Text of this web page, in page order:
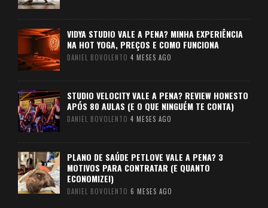
VIDYA STUDIO VALE A PENA? MINHA EXPERIÊNCIA
NA HOT YOGA, PREÇOS E COMO FUNCIONA
DANIEL BOVOLENTO 4 MESES AGO
STUDIO VELOCITY VALE A PENA? REVIEW HONESTO
APÓS 80 AULAS (E O QUE NINGUÉM TE CONTA)
DANIEL BOVOLENTO 4 MESES AGO
PLANO DE SAÚDE PETLOVE VALE A PENA? 3
MOTIVOS PARA CONTRATAR (E QUANTO
ECONOMIZEI)
DANIEL BOVOLENTO 6 MESES AGO